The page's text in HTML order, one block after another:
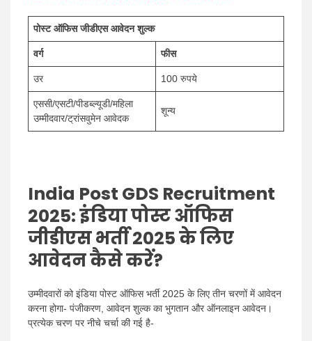
पोस्ट ऑफिस जीडीएस आवेदन शुल्क
वर्ग फीस
उर 100 रुपये
एससी/एसटी/पीडब्ल्यूडी/महिला
उम्मीदवार/ट्रांसवुमेन आवेदक
शून्य
India Post GDS Recruitment
2025: इंडिया पोस्ट ऑफिस
जीडीएस भर्ती 2025 के लिए
आवेदन कैसे करें?
उम्मीदवारों को इंडिया पोस्ट ऑफिस भर्ती 2025 के लिए तीन चरणों में आवेदन
करना होगा- पंजीकरण, आवेदन शुल्क का भुगतान और ऑनलाइन आवेदन।
प्रत्येक चरण पर नीचे चर्चा की गई है-